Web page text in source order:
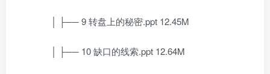
│ ├── 9 转盘上的秘密.ppt 12.45M
│ ├── 10 缺口的线索.ppt 12.64M